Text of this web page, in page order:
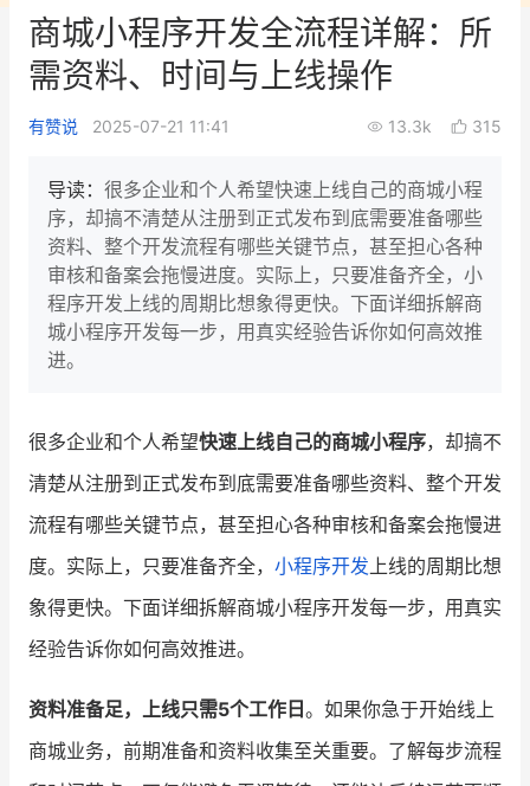
新零售大会 新零售茶会
增长产品指南
智库 产品场景库
产品更新动态 帮助中心
品牌消费观 行业报告
新零售资讯
培训课程
私域课程 新零售内参
增长俱乐部 有赞商盟
商城小程序开发全流程详解：所
需资料、时间与上线操作
有赞说 2025-07-21 11:41 13.3k 315
导读： 很多企业和个人希望快速上线自己的商城小程
序，却搞不清楚从注册到正式发布到底需要准备哪些
资料、整个开发流程有哪些关键节点，甚至担心各种
审核和备案会拖慢进度。实际上，只要准备齐全，小
程序开发上线的周期比想象得更快。下面详细拆解商
城小程序开发每一步，用真实经验告诉你如何高效推
进。
很多企业和个人希望快速上线自己的商城小程序，却搞不
清楚从注册到正式发布到底需要准备哪些资料、整个开发
流程有哪些关键节点，甚至担心各种审核和备案会拖慢进
度。实际上，只要准备齐全， 小程序开发上线的周期比想
象得更快。下面详细拆解商城小程序开发每一步，用真实
经验告诉你如何高效推进。
资料准备足，上线只需5个工作日 。如果你急于开始线上
商城业务，前期准备和资料收集至关重要。了解每步流程